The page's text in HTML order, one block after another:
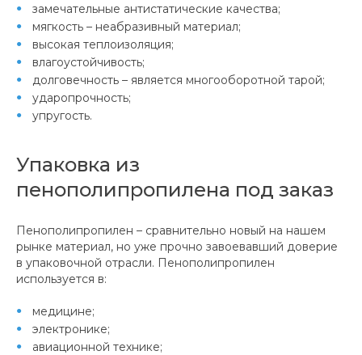
замечательные антистатические качества;
мягкость – неабразивный материал;
высокая теплоизоляция;
влагоустойчивость;
долговечность – является многооборотной тарой;
ударопрочность;
упругость.
Упаковка из
пенополипропилена под заказ
Пенополипропилен – сравнительно новый на нашем
рынке материал, но уже прочно завоевавший доверие
в упаковочной отрасли. Пенополипропилен
используется в:
медицине;
электронике;
авиационной технике;